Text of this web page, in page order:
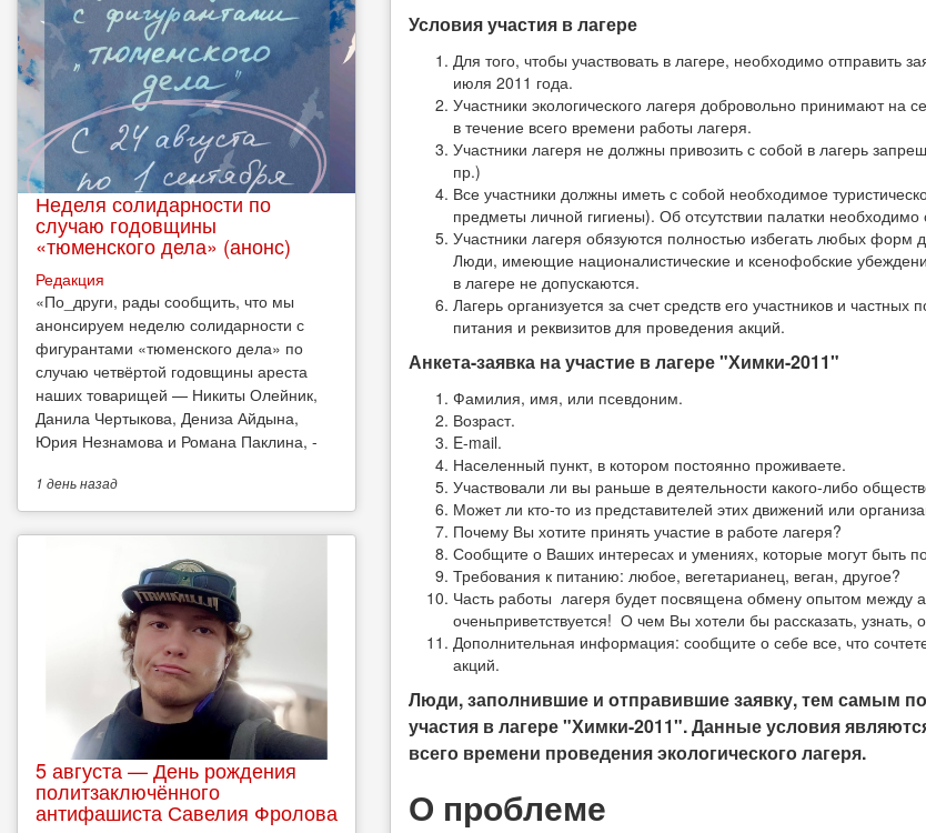
Условия участия в лагере
Для того, чтобы участвовать в лагере, необходимо отправить
июля 2011 года.
Участники экологического лагеря добровольно принимают на
в течение всего времени работы лагеря.
Участники лагеря не должны привозить с собой в лагерь
пр.)
Все участники должны иметь с собой необходимое
предметы личной гигиены). Об отсутствии палатки
Участники лагеря обязуются полностью избегать любых
Люди, имеющие националистические и ксенофобские
в лагере не допускаются.
Лагерь организуется за счет средств его участников и
питания и реквизитов для проведения акций.
Анкета-заявка на участие в лагере "Химки-2011"
Фамилия, имя, или псевдоним.
Возраст.
E-mail.
Населенный пункт, в котором постоянно проживаете.
Участвовали ли вы раньше в деятельности какого-либо
Может ли кто-то из представителей этих движений или
Почему Вы хотите принять участие в работе лагеря?
Сообщите о Ваших интересах и умениях, которые могут быть
Требования к питанию: любое, вегетарианец, веган, другое?
Часть работы лагеря будет посвящена обмену опытом между
оченьприветствуется! О чем Вы хотели бы рассказать,
Дополнительная информация: сообщите о себе все, что
акций.
Люди, заполнившие и отправившие заявку, тем самым
участия в лагере "Химки-2011". Данные условия
всего времени проведения экологического лагеря.
О проблеме
Неделя солидарности по
случаю годовщины
«тюменского дела» (анонс)
Редакция
​«По_други, рады сообщить, что мы
анонсируем неделю солидарности с
фигурантами «тюменского дела» по
случаю четвёртой годовщины ареста
наших товарищей — Никиты Олейник,
Данила Чертыкова, Дениза Айдына,
Юрия Незнамова и Романа Паклина, -
1 деньназад
5 августа — День рождения
политзаключённого
антифашиста Савелия Фролова